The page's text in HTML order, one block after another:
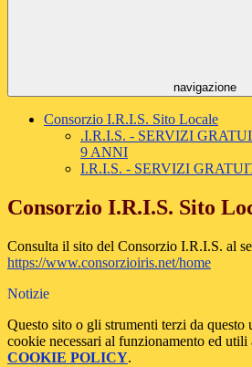
navigazione
Consorzio I.R.I.S. Sito Locale
.I.R.I.S. - SERVIZI
9 ANNI
I.R.I.S. - SERVIZI
Consorzio I.R.I.S. Sito
Consulta il sito del Consorzio I.R.I.S. al
https://www.consorzioiris.net/home
Notizie
Questo sito o gli strumenti terzi da
cookie necessari al funzionamento ed
COOKIE POLICY.